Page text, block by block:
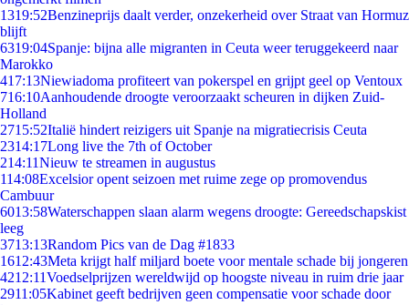
1319:52Benzineprijs daalt verder, onzekerheid over Straat van Hormuz
blijft
6319:04Spanje: bijna alle migranten in Ceuta weer teruggekeerd naar
Marokko
417:13Niewiadoma profiteert van pokerspel en grijpt geel op Ventoux
716:10Aanhoudende droogte veroorzaakt scheuren in dijken Zuid-
Holland
2715:52Italië hindert reizigers uit Spanje na migratiecrisis Ceuta
2314:17Long live the 7th of October
214:11Nieuw te streamen in augustus
114:08Excelsior opent seizoen met ruime zege op promovendus
Cambuur
6013:58Waterschappen slaan alarm wegens droogte: Gereedschapskist
leeg
3713:13Random Pics van de Dag #1833
1612:43Meta krijgt half miljard boete voor mentale schade bij jongeren
4212:11Voedselprijzen wereldwijd op hoogste niveau in ruim drie jaar
2911:05Kabinet geeft bedrijven geen compensatie voor schade door